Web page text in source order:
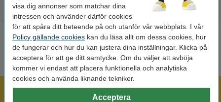
visa dig annonser som matchar dina
intressen och använder därför cookies
för att spåra ditt beteende på och utanför vår webbplats. I vår
Policy gällande cookies kan du läsa allt om dessa cookies, hur
de fungerar och hur du kan justera dina inställningar. Klicka på
acceptera för att ge ditt samtycke. Om du väljer att avböja
kommer vi endast att placera funktionella och analytiska
cookies och använda liknande tekniker.
Acceptera
Mer än 300.000 kunder!